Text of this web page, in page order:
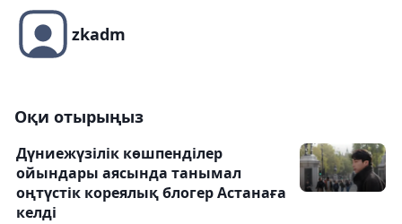
zkadm
Оқи отырыңыз
Дүниежүзілік көшпенділер
ойындары аясында танымал
оңтүстік кореялық блогер Астанаға
келді